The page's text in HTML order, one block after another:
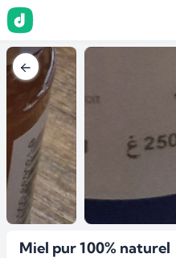
Miel pur 100% naturel